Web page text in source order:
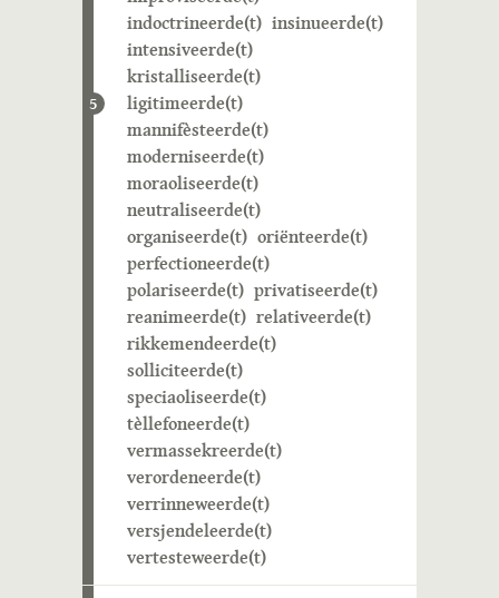
5
indoctrineerde(t) insinueerde(t)
intensiveerde(t)
kristalliseerde(t)
ligitimeerde(t)
mannifèsteerde(t)
moderniseerde(t)
moraoliseerde(t)
neutraliseerde(t)
organiseerde(t) oriënteerde(t)
perfectioneerde(t)
polariseerde(t) privatiseerde(t)
reanimeerde(t) relativeerde(t)
rikkemendeerde(t)
solliciteerde(t)
speciaoliseerde(t)
tèllefoneerde(t)
vermassekreerde(t)
verordeneerde(t)
verrinneweerde(t)
versjendeleerde(t)
vertesteweerde(t)